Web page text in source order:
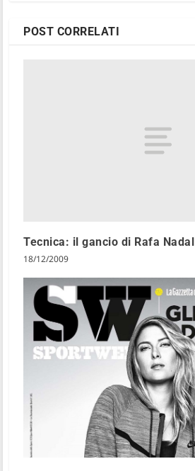
POST CORRELATI
Tecnica: il gancio di Rafa Nadal
18/12/2009